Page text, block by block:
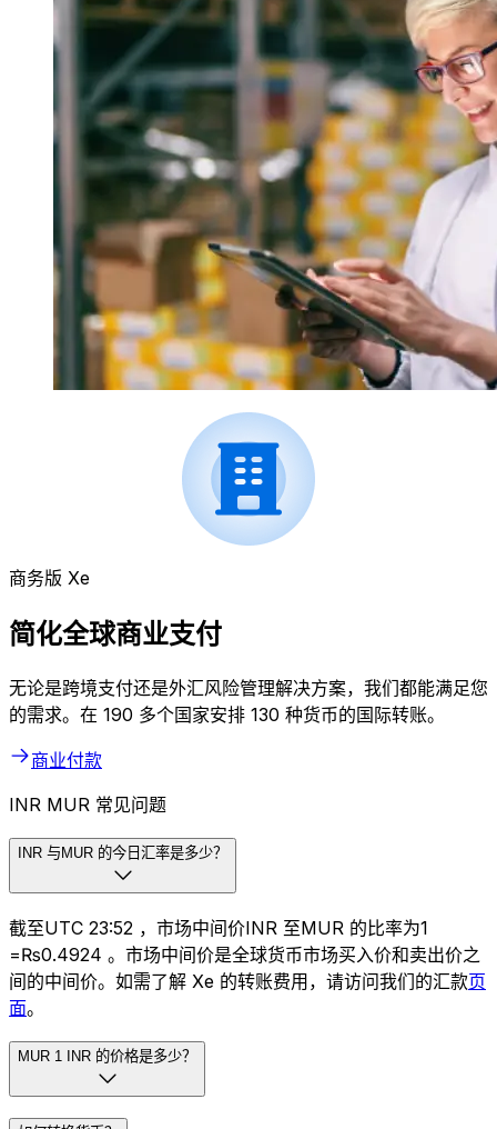
商务版 Xe
简化全球商业支付
无论是跨境支付还是外汇风险管理解决方案，我们都能满足您
的需求。在 190 多个国家安排 130 种货币的国际转账。
商业付款
INR MUR 常见问题
INR 与MUR 的今日汇率是多少？
截至UTC 23:52 ，市场中间价INR 至MUR 的比率为₹1
=₨0.4924 。市场中间价是全球货币市场买入价和卖出价之
间的中间价。如需了解 Xe 的转账费用，请访问我们的汇款页
面。
MUR 1 INR 的价格是多少？